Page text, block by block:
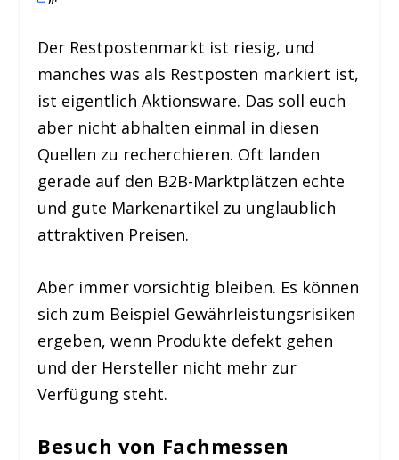
Der Restpostenmarkt ist riesig, und
manches was als Restposten markiert ist,
ist eigentlich Aktionsware. Das soll euch
aber nicht abhalten einmal in diesen
Quellen zu recherchieren. Oft landen
gerade auf den B2B-Marktplätzen echte
und gute Markenartikel zu unglaublich
attraktiven Preisen.
Aber immer vorsichtig bleiben. Es können
sich zum Beispiel Gewährleistungsrisiken
ergeben, wenn Produkte defekt gehen
und der Hersteller nicht mehr zur
Verfügung steht.
Besuch von Fachmessen